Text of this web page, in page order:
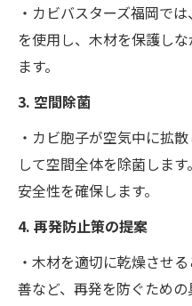
・カビバスターズ福岡で
を使用し、木材を保護し
ます。
3. 空間除菌
・カビ胞子が空気中に拡
して空間全体を除菌しま
安全性を確保します。
4. 再発防止策の提案
・木材を適切に乾燥させ
善など、再発を防ぐため